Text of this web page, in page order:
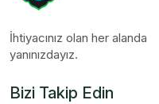
İhtiyacınız olan her alanda
yanınızdayız.
Bizi Takip Edin